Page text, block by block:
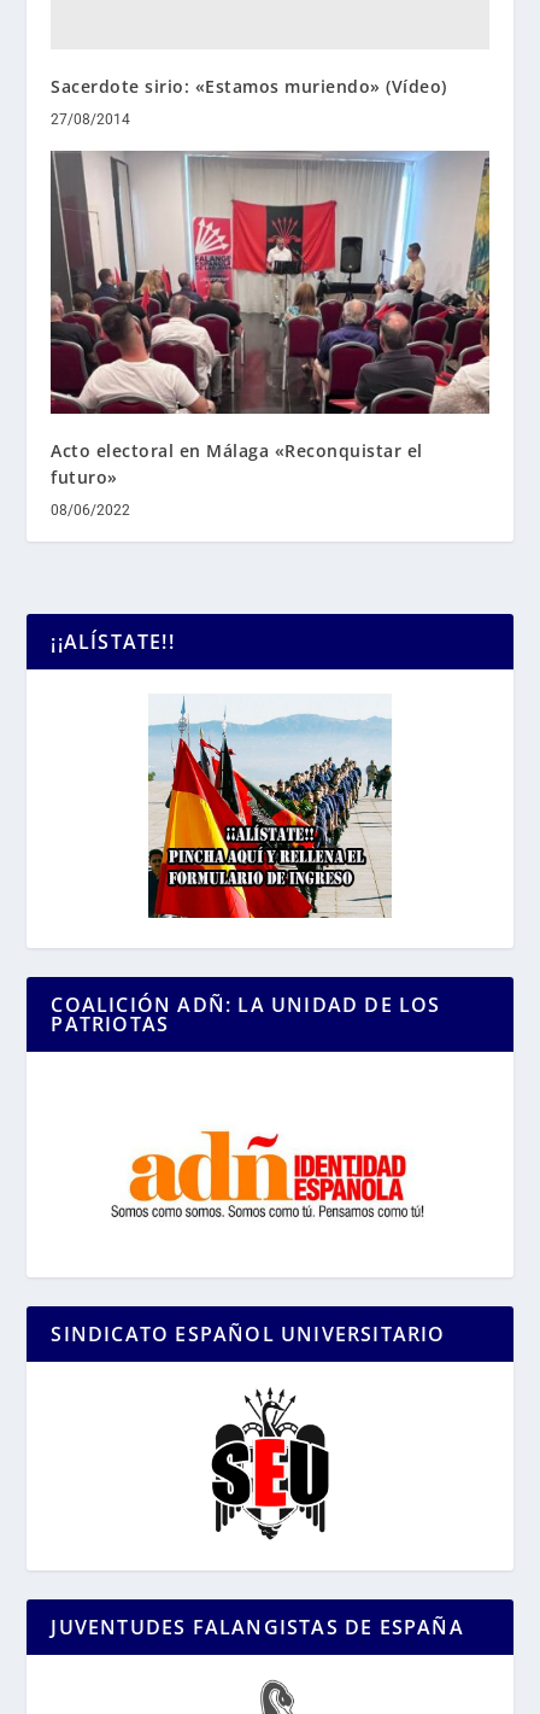
Sacerdote sirio: «Estamos muriendo» (Vídeo)
27/08/2014
Acto electoral en Málaga «Reconquistar el
futuro»
08/06/2022
¡¡ALÍSTATE!!
COALICIÓN ADÑ: LA UNIDAD DE LOS
PATRIOTAS
SINDICATO ESPAÑOL UNIVERSITARIO
JUVENTUDES FALANGISTAS DE ESPAÑA